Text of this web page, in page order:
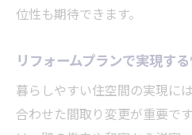
位性も期待できます。
リフォームプランで実現す
暮らしやすい住空間の実現に
合わせた間取り変更が重要で